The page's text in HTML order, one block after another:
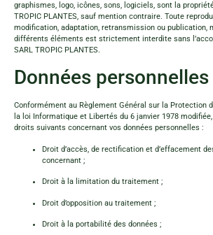
graphismes, logo, icônes, sons, logiciels, sont la
TROPIC PLANTES, sauf mention contraire. Toute
modification, adaptation, retransmission ou publication,
différents éléments est strictement interdite sans
SARL TROPIC PLANTES.
Données personnelles
Conformément au Règlement Général sur la Protection
la loi Informatique et Libertés du 6 janvier 1978
droits suivants concernant vos données personnelles :
Droit d’accès, de rectification et d’effacement
concernant ;
Droit à la limitation du traitement ;
Droit d’opposition au traitement ;
Droit à la portabilité des données ;